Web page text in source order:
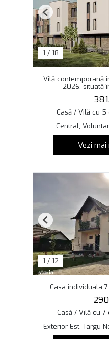
1 / 18
Previous
Vilă contemporană
2026, situată
Casă / Vilă cu
Central,
Vezi
1 / 12
Previous
Casa individuala
Casă / Vilă cu
Exterior Est, Targu